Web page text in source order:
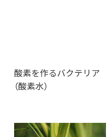
酸素を作るバクテリア
（酸素水）